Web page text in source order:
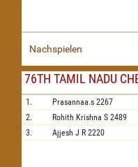
Nachspielen
76TH TAMIL NADU
1. Prasannaa.s 2267
2.
Rohith Krishna S 2489
3.
Ajjesh J R 2220